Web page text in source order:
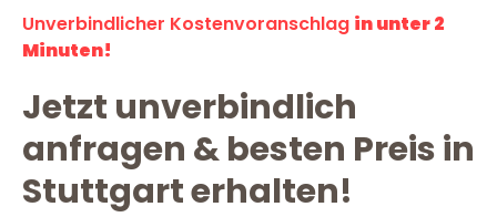
Unverbindlicher Kostenvoranschlag in unter 2
Minuten!
Jetzt unverbindlich
anfragen & besten Preis in
Stuttgart erhalten!